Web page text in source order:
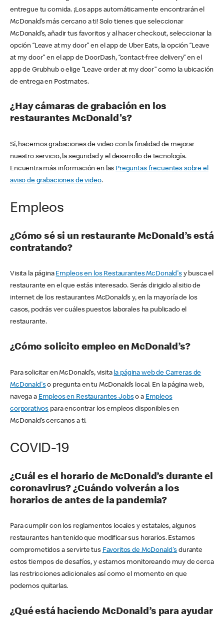
entregue tu comida. ¡Los apps automáticamente encontrarán el
McDonald’s más cercano a ti! Solo tienes que seleccionar
McDonald’s, añadir tus favoritos y al hacer checkout, seleccionar la
opción “Leave at my door” en el app de Uber Eats, la opción “Leave
at my door” en el app de DoorDash, “contact-free delivery” en el
app de Grubhub o elige “Leave order at my door” como la ubicación
de entrega en Postmates.
¿Hay cámaras de grabación en los
restaurantes McDonald's?
Sí, hacemos grabaciones de video con la finalidad de mejorar
nuestro servicio, la seguridad y el desarrollo de tecnología.
Encuentra más información en las Preguntas frecuentes sobre el
aviso de grabaciones de video.
Empleos
¿Cómo sé si un restaurante McDonald’s está
contratando?
Visita la página Empleos en los Restaurantes McDonald'sy busca el
restaurante en el que estás interesado. Serás dirigido al sitio de
internet de los restaurantes McDonald’s y, en la mayoría de los
casos, podrás ver cuáles puestos laborales ha publicado el
restaurante.
¿Cómo solicito empleo en McDonald’s?
Para solicitar en McDonald’s, visita la página web de Carreras de
McDonald'so pregunta en tu McDonald’s local. En la página web,
navega a Empleos en Restaurantes Jobso a Empleos
corporativos para encontrar los empleos disponibles en
McDonald’s cercanos a ti.
COVID-19
¿Cuál es el horario de McDonald’s durante el
coronavirus? ¿Cuándo volverán a los
horarios de antes de la pandemia?
Para cumplir con los reglamentos locales y estatales, algunos
restaurantes han tenido que modificar sus horarios. Estamos
comprometidos a servirte tus Favoritos de McDonald's durante
estos tiempos de desafíos, y estamos monitoreando muy de cerca
las restricciones adicionales así como el momento en que
podemos quitarlas.
¿Qué está haciendo McDonald’s para ayudar